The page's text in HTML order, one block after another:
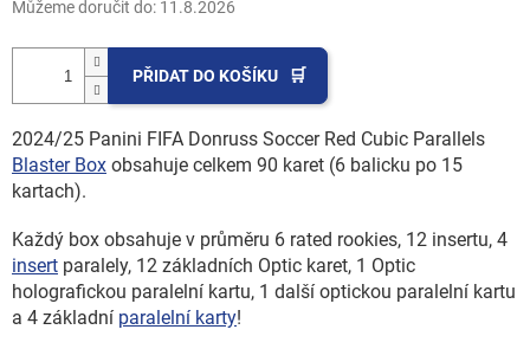
Můžeme doručit do: 11.8.2026
PŘIDAT DO KOŠÍKU
2024/25 Panini FIFA Donruss Soccer Red Cubic Parallels
Blaster Box obsahuje celkem 90 karet (6 balicku po 15
kartach).
Každý box obsahuje v průměru 6 rated rookies, 12 insertu, 4
insert paralely, 12 základních Optic karet, 1 Optic
holografickou paralelní kartu, 1 další optickou paralelní kartu
a 4 základní paralelní karty!